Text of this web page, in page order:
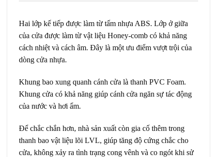
Hai lớp kế tiếp được làm từ tấm nhựa ABS. Lớp ở giữa
của cửa được làm từ vật liệu Honey-comb có khả năng
cách nhiệt và cách âm. Đây là một ưu điểm vượt trội của
dòng cửa nhựa.
Khung bao xung quanh cánh cửa là thanh PVC Foam.
Khung cửa có khả năng giúp cánh cửa ngăn sự tác động
của nước và hơi ẩm.
Để chắc chắn hơn, nhà sản xuất còn gia cố thêm trong
thanh bao vật liệu lõi LVL, giúp tăng độ cứng chắc cho
cửa, không xảy ra tình trạng cong vênh và co ngót khi sử